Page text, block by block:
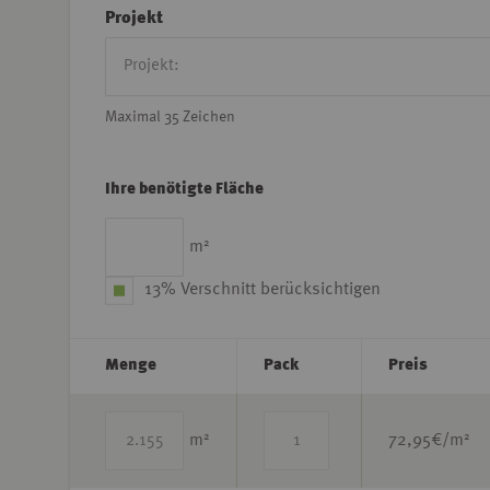
Projekt
Maximal 35 Zeichen
Ihre benötigte Fläche
m 2
13% Verschnitt berücksichtigen
Menge
m 2
Pack Preis
72,95€/m 2